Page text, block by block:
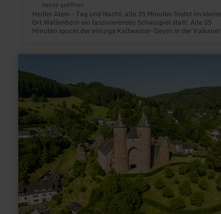
Heute geöffnet
Heißer Atem - Tag und Nacht, alle 35 Minuten findet im
Ort Wallenborn ein faszinierendes Schauspiel statt: Alle 35
Minuten spuckt der einizige Kaltwasser-Geysir in der
zu:
Bertradaburg